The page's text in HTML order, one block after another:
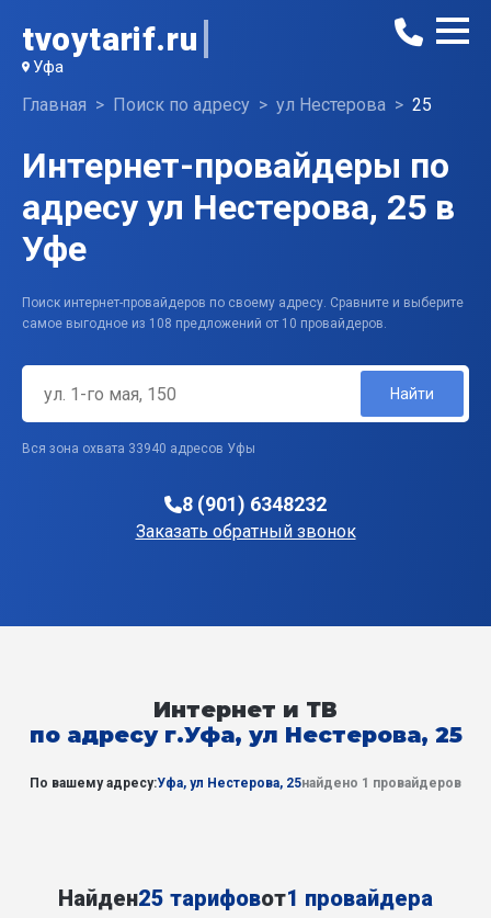
tvoytarif.ru
Уфа
Главная Поиск по адресу ул Нестерова 25
Интернет-провайдеры по
адресу ул Нестерова, 25 в
Уфе
Поиск интернет-провайдеров по своему адресу. Сравните и выберите
самое выгодное из 108 предложений от 10 провайдеров.
Найти
Вся зона охвата 33940 адресов Уфы
8 (901) 6348232
Заказать обратный звонок
Интернет и ТВ
по адресу г.Уфа, ул Нестерова, 25
По вашему адресу:Уфа, ул Нестерова, 25найдено 1 провайдеров
Найден25 тарифовот1 провайдера